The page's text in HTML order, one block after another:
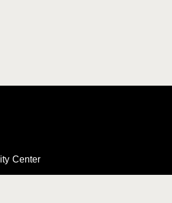
Center